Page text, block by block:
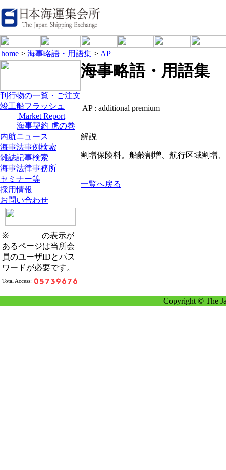
home > 海事略語・用語集 > AP
刊行物の一覧・ご注文
竣工船フラッシュ
Market Report
海事契約 虎の巻
内航ニュース
海事法事例検索
雑誌記事検索
海事法律事務所
セミナー等
採用情報
お問い合わせ
※
の表示が
あるページは当所会
員のユーザIDとパス
ワードが必要です。
Total Access:
海事略語・用語集
AP : additional premium
解説
割増保険料。船齢割増、航行区域割増
一覧へ戻る
Copyright © The